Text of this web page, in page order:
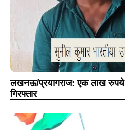
लखनऊ/प्रयागराज: एक लाख रुपये
गिरफ्तार